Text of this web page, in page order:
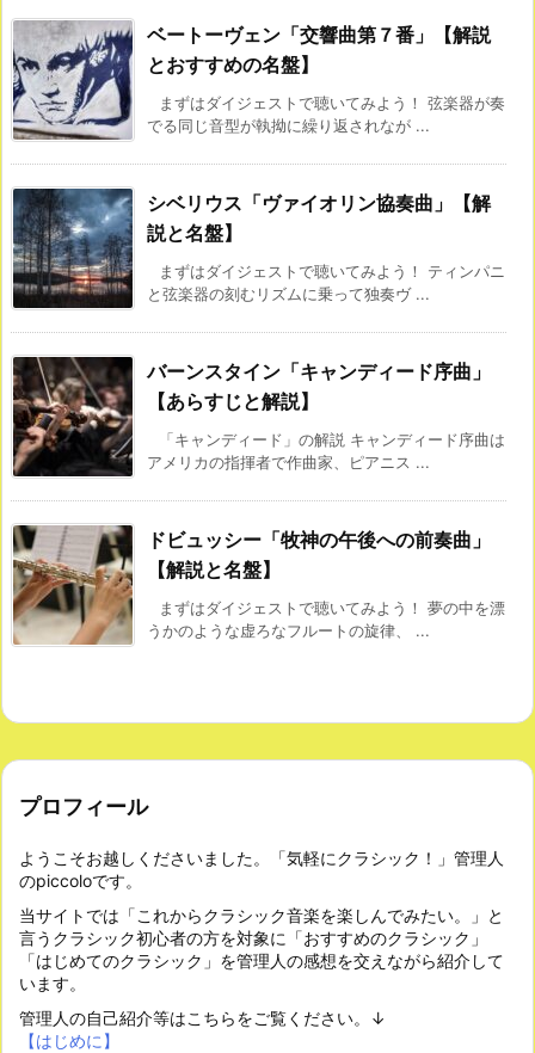
ベートーヴェン「交響曲第７番」【解説
とおすすめの名盤】
まずはダイジェストで聴いてみよう！ 弦楽器が奏
でる同じ音型が執拗に繰り返されなが ...
シベリウス「ヴァイオリン協奏曲」【解
説と名盤】
まずはダイジェストで聴いてみよう！ ティンパニ
と弦楽器の刻むリズムに乗って独奏ヴ ...
バーンスタイン「キャンディード序曲」
【あらすじと解説】
「キャンディード」の解説 キャンディード序曲は
アメリカの指揮者で作曲家、ピアニス ...
ドビュッシー「牧神の午後への前奏曲」
【解説と名盤】
まずはダイジェストで聴いてみよう！ 夢の中を漂
うかのような虚ろなフルートの旋律、 ...
プロフィール
ようこそお越しくださいました。「気軽にクラシック！」管理人
のpiccoloです。
当サイトでは「これからクラシック音楽を楽しんでみたい。」と
言うクラシック初心者の方を対象に「おすすめのクラシック」
「はじめてのクラシック」を管理人の感想を交えながら紹介して
います。
管理人の自己紹介等はこちらをご覧ください。↓
【はじめに】